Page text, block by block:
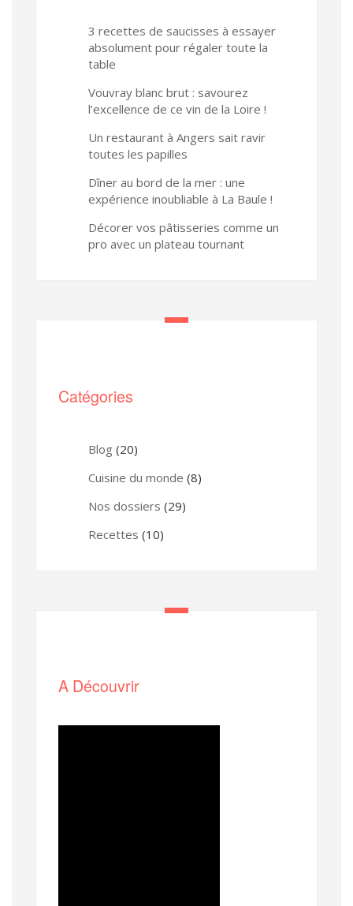
3 recettes de saucisses à essayer
absolument pour régaler toute la
table
Vouvray blanc brut : savourez
l’excellence de ce vin de la Loire !
Un restaurant à Angers sait ravir
toutes les papilles
Dîner au bord de la mer : une
expérience inoubliable à La Baule !
Décorer vos pâtisseries comme un
pro avec un plateau tournant
Catégories
Blog (20)
Cuisine du monde (8)
Nos dossiers (29)
Recettes (10)
A Découvrir